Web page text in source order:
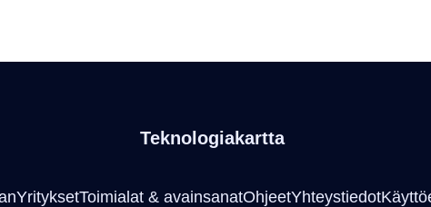
Teknologiakartta
YrityksetToimialat & avainsanatOhjeetYhteystiedot